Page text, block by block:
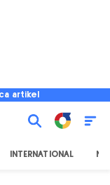
artikel
INTERNATIONAL